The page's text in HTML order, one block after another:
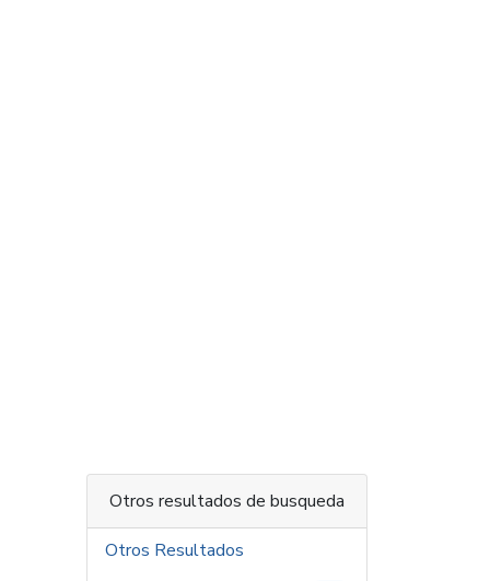
Otros resultados de busqueda
Otros Resultados